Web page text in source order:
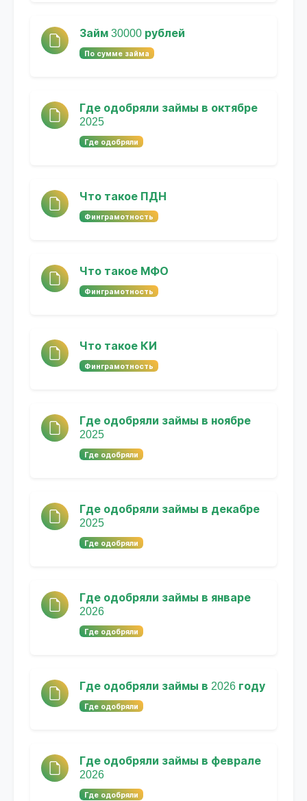
Займ 30000 рублей
По сумме займа
Где одобряли займы в октябре
2025
Где одобряли
Что такое ПДН
Финграмотность
Что такое МФО
Финграмотность
Что такое КИ
Финграмотность
Где одобряли займы в ноябре
2025
Где одобряли
Где одобряли займы в декабре
2025
Где одобряли
Где одобряли займы в январе
2026
Где одобряли
Где одобряли займы в 2026 году
Где одобряли
Где одобряли займы в феврале
2026
Где одобряли